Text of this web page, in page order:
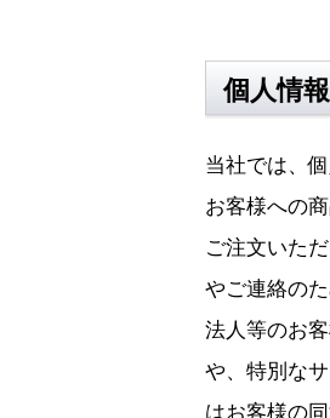
個人情
当社では、
お客様への
ご注文いた
やご連絡のた
法人等のお
や、特別な
はお客様の